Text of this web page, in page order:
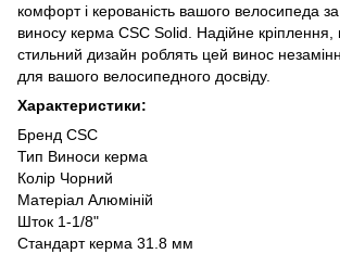
комфорт і керованість вашого велосипеда
виносу керма CSC Solid. Надійне кріплення,
стильний дизайн роблять цей винос
для вашого велосипедного досвіду.
Характеристики:
Бренд CSC
Тип Виноси керма
Колір Чорний
Матеріал Алюміній
Шток 1-1/8"
Стандарт керма 31.8 мм